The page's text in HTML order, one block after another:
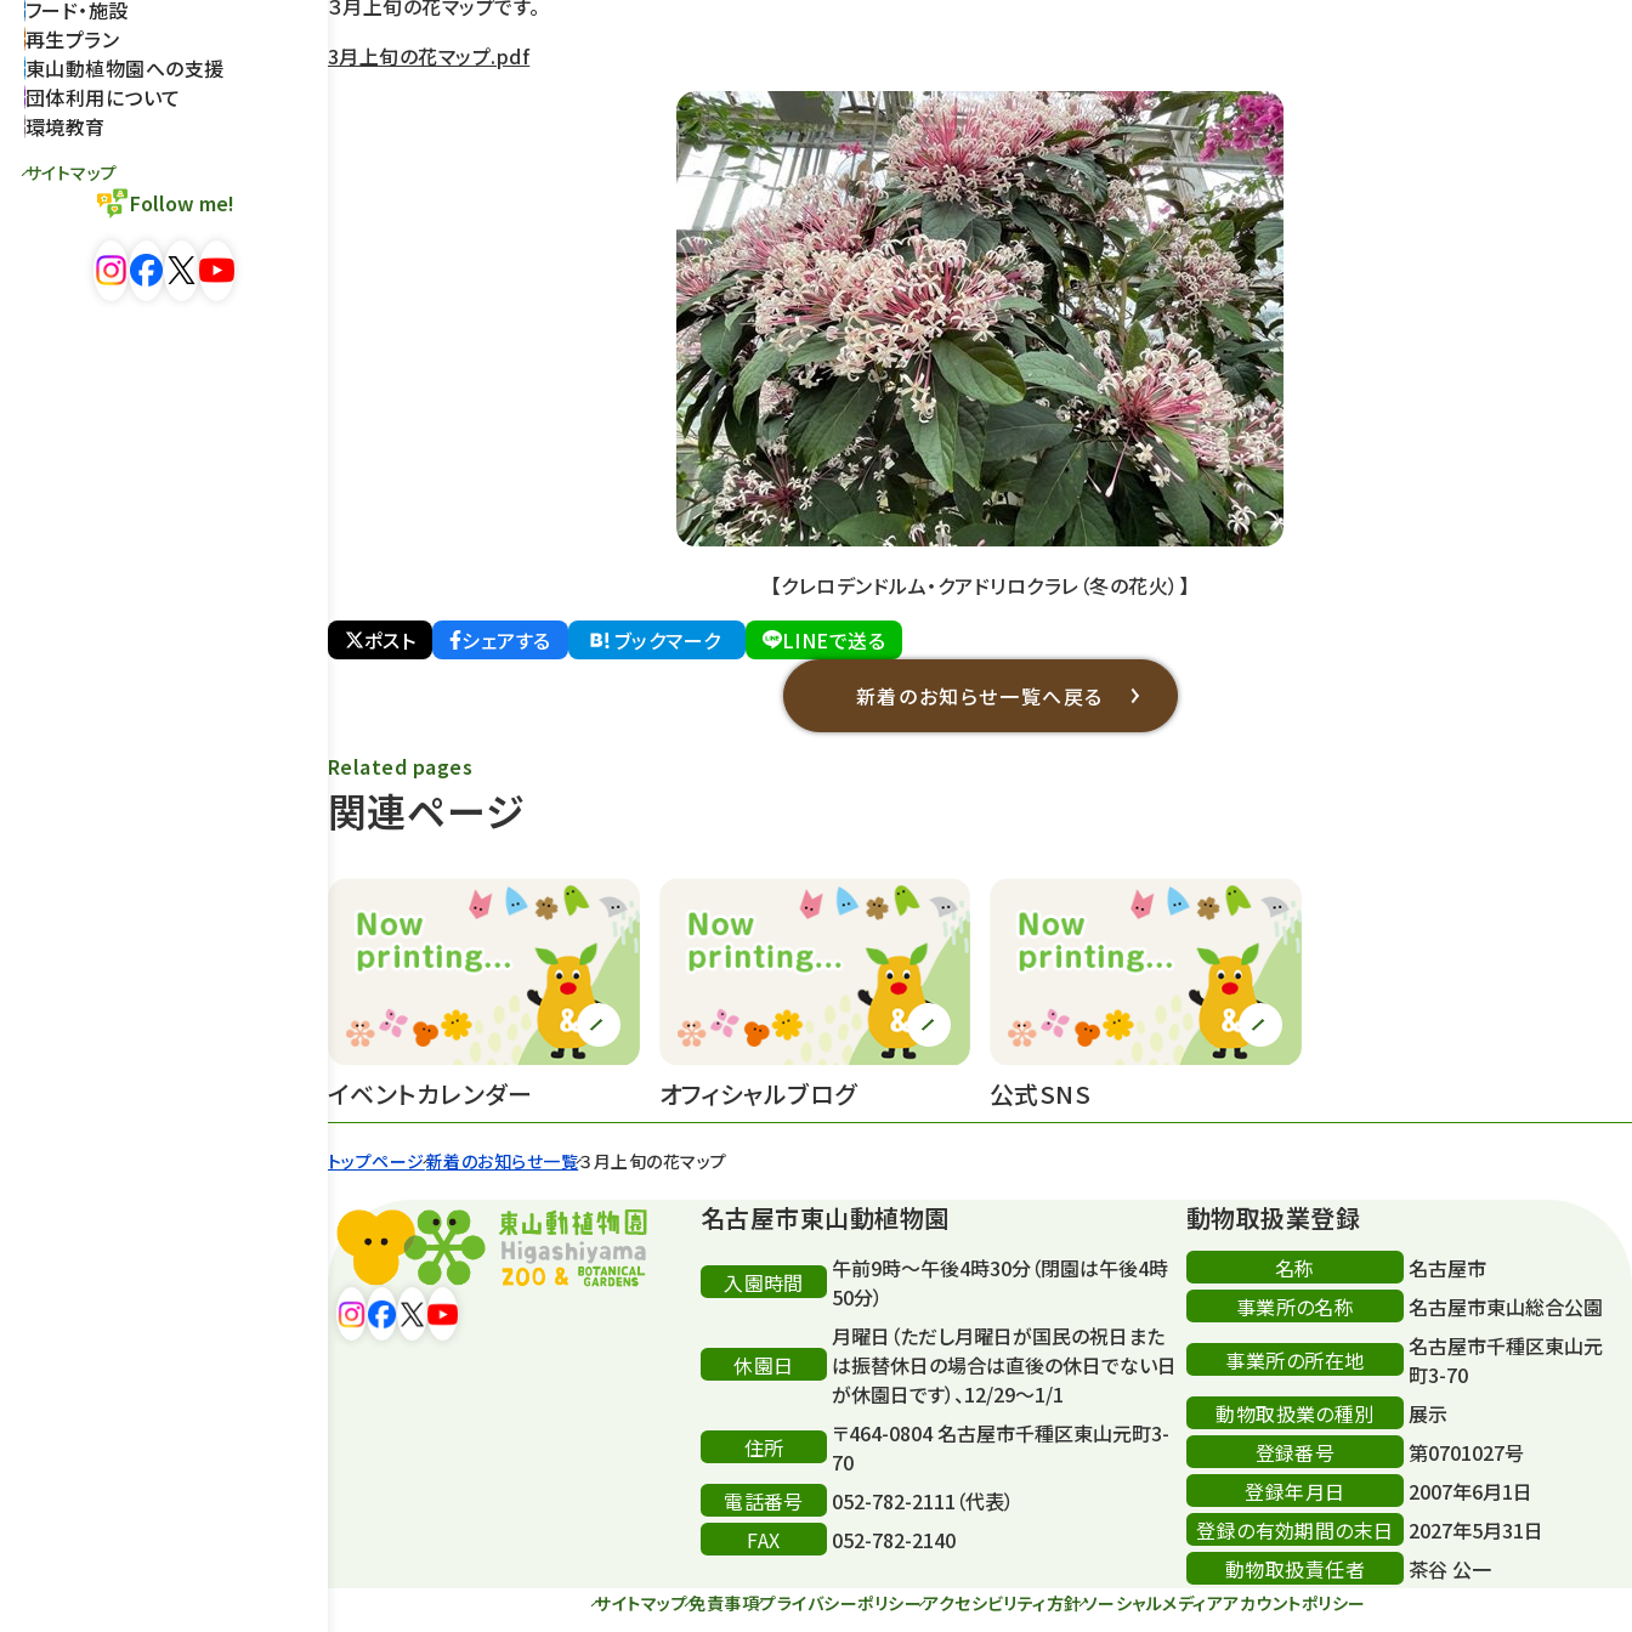
フード・施設
再生プラン
東山動植物園への支援
団体利用について
環境教育
サイトマップ
Follow me!
トップページ新着のお知らせ一覧３月上旬の花マップ
３月上旬の花マップです。
3月上旬の花マップ.pdf
【クレロデンドルム・クアドリロクラレ（冬の花火）】
ポスト
シェアする ブックマーク
LINEで送る
新着のお知らせ一覧へ戻る
関連ページ
Related pages
イベントカレンダー オフィシャルブログ 公式SNS
名古屋市東山動植物園
入園時間
午前9時～午後4時30分（閉園は午後4時
50分）
休園日
月曜日（ただし月曜日が国民の祝日また
は振替休日の場合は直後の休日でない日
が休園日です）、12/29～1/1
住所
〒464-0804 名古屋市千種区東山元町3-
70
電話番号
052-782-2111（代表）
FAX
052-782-2140
動物取扱業登録
名称
名古屋市
事業所の名称
名古屋市東山総合公園
事業所の所在地
名古屋市千種区東山元
町3-70
動物取扱業の種別
展示
登録番号
第0701027号
登録年月日
2007年6月1日
登録の有効期間の末日
2027年5月31日
動物取扱責任者
茶谷 公一
サイトマップ免責事項プライバシーポリシーアクセシビリティ方針ソーシャルメディアアカウントポリシー